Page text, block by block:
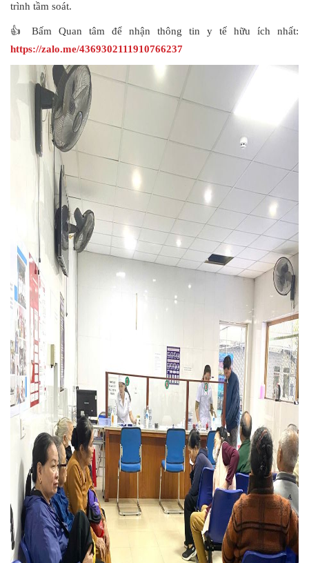
trình tầm soát.
👍 Bấm Quan tâm để nhận thông tin y tế hữu ích nhất:
https://zalo.me/4369302111910766237